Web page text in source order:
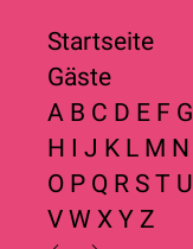
Startseite
Gäste
A B C D E F G
H I J K L M N
O P Q R S T U
V W X Y Z